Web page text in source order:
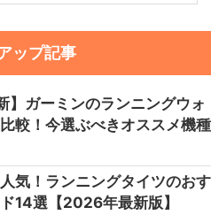
ップ記事
】ガーミンのランニングウォ
較！今選ぶべきオススメ機種
気！ランニングタイツのおす
14選【2026年最新版】